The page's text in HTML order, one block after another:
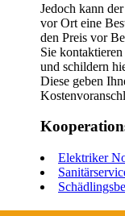
Jedoch kann
vor Ort eine
den Preis vor
Sie
und schildern
Diese geben
Elektriker